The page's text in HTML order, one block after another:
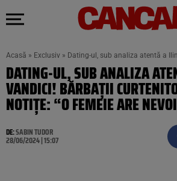
Acasă » Exclusiv » Dating-ul, sub analiza atentă a
DATING-UL, SUB ANALIZA
VANDICI! BĂRBAȚII
NOTIȚE: “O FEMEIE ARE
DE:SABIN TUDOR
28/06/2024 | 15:07